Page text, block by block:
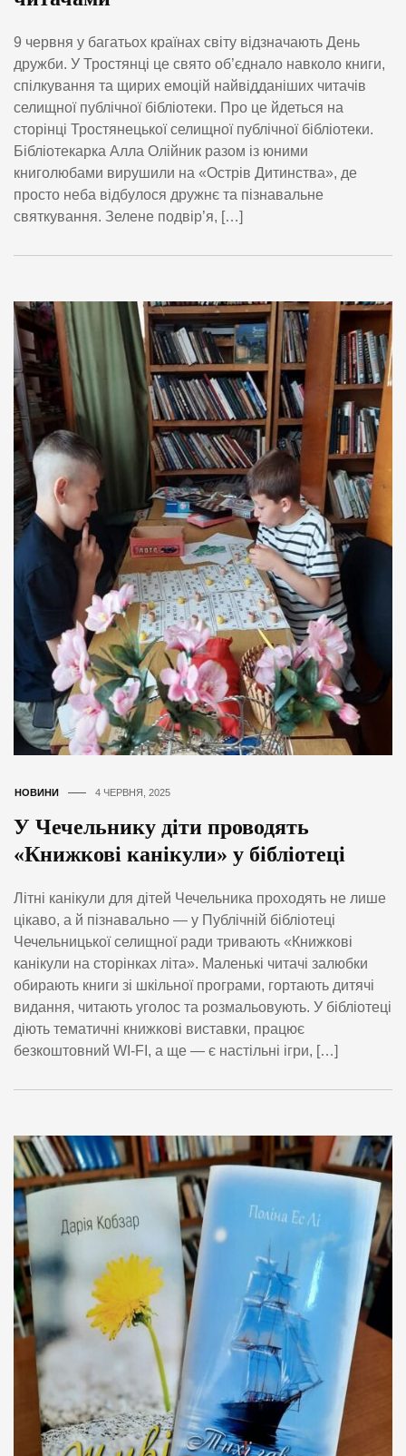
9 червня у багатьох країнах світу відзначають День
дружби. У Тростянці це свято об’єднало навколо книги,
спілкування та щирих емоцій найвідданіших читачів
селищної публічної бібліотеки. Про це йдеться на
сторінці Тростянецької селищної публічної бібліотеки.
Бібліотекарка Алла Олійник разом із юними
книголюбами вирушили на «Острів Дитинства», де
просто неба відбулося дружнє та пізнавальне
святкування. Зелене подвір’я, […]
НОВИНИ 4 ЧЕРВНЯ, 2025
У Чечельнику діти проводять
«Книжкові канікули» у бібліотеці
Літні канікули для дітей Чечельника проходять не лише
цікаво, а й пізнавально — у Публічній бібліотеці
Чечельницької селищної ради тривають «Книжкові
канікули на сторінках літа». Маленькі читачі залюбки
обирають книги зі шкільної програми, гортають дитячі
видання, читають уголос та розмальовують. У бібліотеці
діють тематичні книжкові виставки, працює
безкоштовний WI-FI, а ще — є настільні ігри, […]